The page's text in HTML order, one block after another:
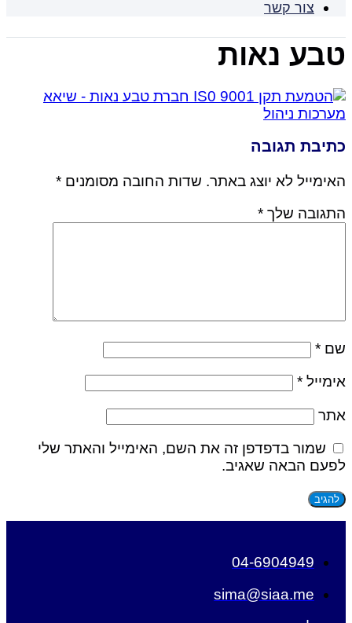
צור קשר
טבע נאות
כתיבת תגובה
האימייל לא יוצג באתר. שדות החובה מסומנים *
התגובה שלך *
שם *
אימייל *
אתר
שמור בדפדפן זה את השם, האימייל והאתר שלי
לפעם הבאה שאגיב.
04-6904949
sima@siaa.me